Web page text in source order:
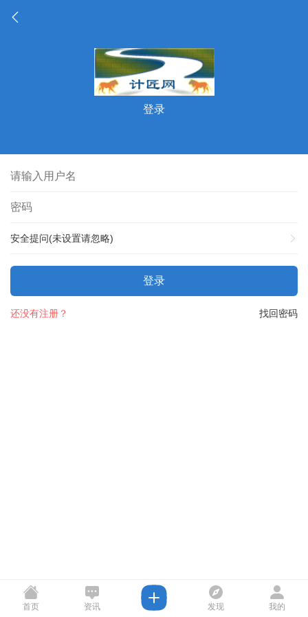
登录
安全提问(未设置请忽略)
登录
找回密码
还没有注册？
首页 资讯 发现 我的